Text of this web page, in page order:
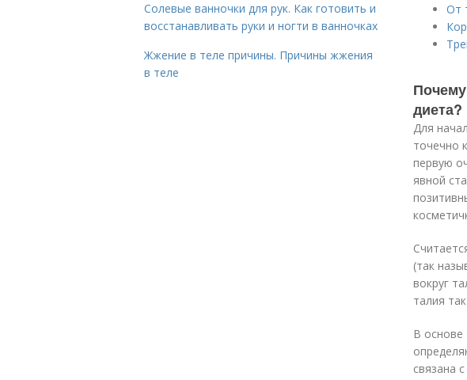
От
диета?
Для
точечно
первую
явной
(так
вокруг
талия
В основе
связана
Солевые ванночки для рук. Как готовить и
восстанавливать руки и ногти в ванночках
Жжение в теле причины. Причины жжения
в теле